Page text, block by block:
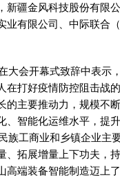
疆金风科技股份有
有限公司、中际联合
开幕式致辞中表示，
打好疫情防控阻击
的主要推动力，规模
智能化运维水平，提
商业和乡镇企业主
拓展增量上下功夫
端装备智能制造迈上